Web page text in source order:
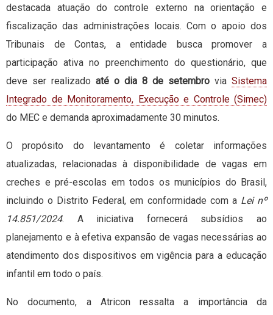
destacada atuação do controle externo na orientação e
fiscalização das administrações locais. Com o apoio dos
Tribunais de Contas, a entidade busca promover a
participação ativa no preenchimento do questionário, que
deve ser realizado até o dia 8 de setembro via Sistema
Integrado de Monitoramento, Execução e Controle (Simec)
do MEC e demanda aproximadamente 30 minutos.
O propósito do levantamento é coletar informações
atualizadas, relacionadas à disponibilidade de vagas em
creches e pré-escolas em todos os municípios do Brasil,
incluindo o Distrito Federal, em conformidade com a Lei nº
14.851/2024. A iniciativa fornecerá subsídios ao
planejamento e à efetiva expansão de vagas necessárias ao
atendimento dos dispositivos em vigência para a educação
infantil em todo o país.
No documento, a Atricon ressalta a importância da